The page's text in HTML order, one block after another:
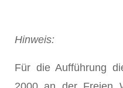
Hinweis:
Für die Aufführung